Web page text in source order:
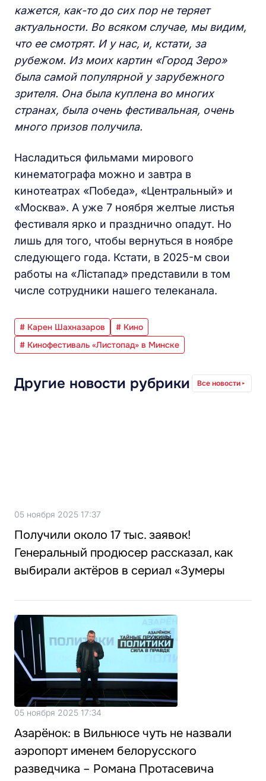
кажется, как-то до сих пор не теряет
актуальности. Во всяком случае, мы видим,
что ее смотрят. И у нас, и, кстати, за
рубежом. Из моих картин «Город Зеро»
была самой популярной у зарубежного
зрителя. Она была куплена во многих
странах, была очень фестивальная, очень
много призов получила.
Насладиться фильмами мирового
кинематографа можно и завтра в
кинотеатрах «Победа», «Центральный» и
«Москва». А уже 7 ноября желтые листья
фестиваля ярко и празднично опадут. Но
лишь для того, чтобы вернуться в ноябре
следующего года. Кстати, в 2025-м свои
работы на «Лістапад» представили в том
числе сотрудники нашего телеканала.
# Карен Шахназаров
# Кино
# Кинофестиваль «Листопад» в Минске
Другие новости рубрики Все новости
05 ноября 2025 17:37
Получили около 17 тыс. заявок!
Генеральный продюсер рассказал, как
выбирали актёров в сериал «Зумеры
05 ноября 2025 17:34
Азарёнок: в Вильнюсе чуть не назвали
аэропорт именем белорусского
разведчика – Романа Протасевича